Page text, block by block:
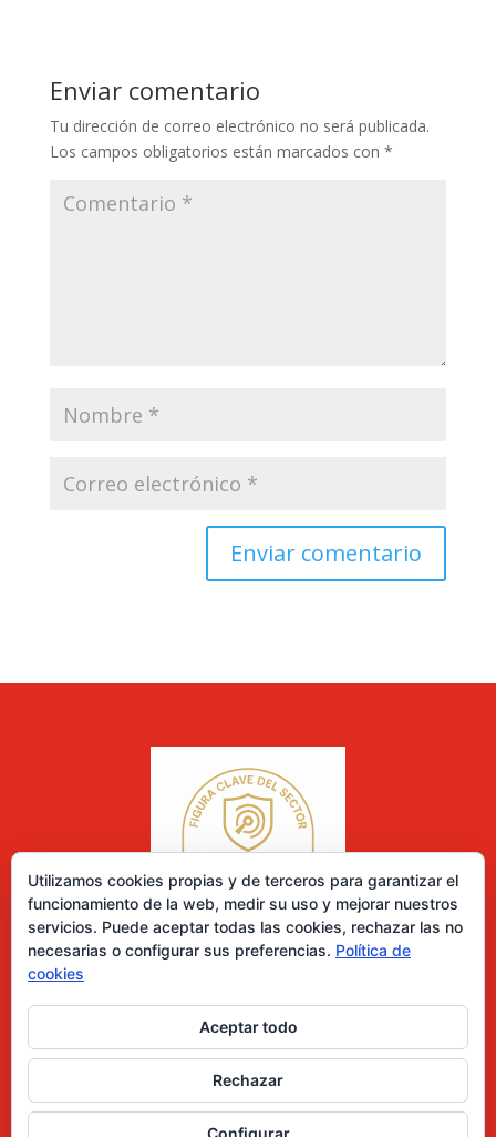
Enviar comentario
Tu dirección de correo electrónico no será publicada.
Los campos obligatorios están marcados con *
0 elementos
Desarrollado por Diseñador web para empresas
Utilizamos cookies propias y de terceros para garantizar el
funcionamiento de la web, medir su uso y mejorar nuestros
servicios. Puede aceptar todas las cookies, rechazar las no
necesarias o configurar sus preferencias. Política de
cookies
Aceptar todo
Rechazar
Configurar